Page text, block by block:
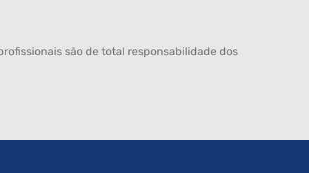
são de total responsabilidade dos